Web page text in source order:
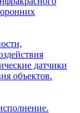
датчики
объектов.